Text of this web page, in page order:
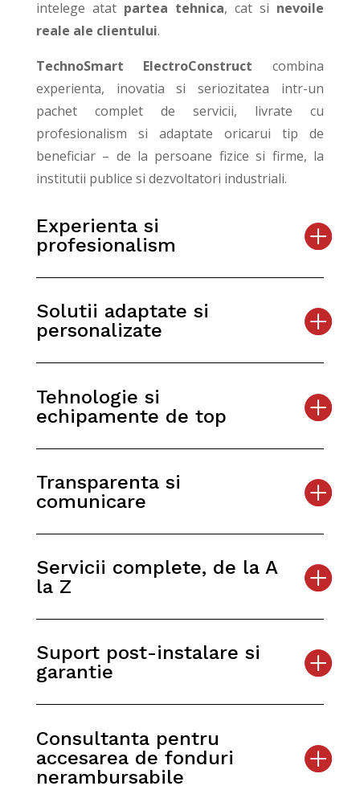
intelege atat partea tehnica, cat si nevoile
reale ale clientului.
TechnoSmart ElectroConstruct combina
experienta, inovatia si seriozitatea intr-un
pachet complet de servicii, livrate cu
profesionalism si adaptate oricarui tip de
beneficiar – de la persoane fizice si firme, la
institutii publice si dezvoltatori industriali.
Experienta si
profesionalism
Solutii adaptate si
personalizate
Tehnologie si
echipamente de top
Transparenta si
comunicare
Servicii complete, de la A
la Z
Suport post-instalare si
garantie
Consultanta pentru
accesarea de fonduri
nerambursabile